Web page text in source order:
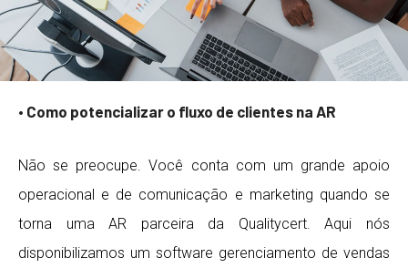
• Como potencializar o fluxo de clientes na AR
Não se preocupe. Você conta com um grande apoio
operacional e de comunicação e marketing quando se
torna uma AR parceira da Qualitycert. Aqui nós
disponibilizamos um software gerenciamento de vendas